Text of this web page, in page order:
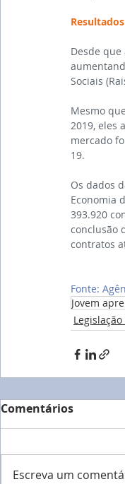
Resultados
Desde
Sociais
Mesmo
2019, eles
mercado
19.
Os dados
Economia
393.920
conclusão
contratos
Fonte:
Jovem
Comentários
Escreva um